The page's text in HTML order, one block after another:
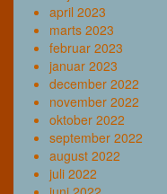
april 2023
marts 2023
februar 2023
januar 2023
december 2022
november 2022
oktober 2022
september 2022
august 2022
juli 2022